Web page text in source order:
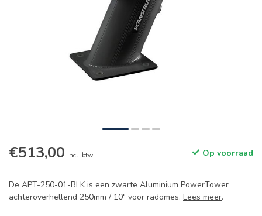
€513,00 Incl. btw Op voorraad
De APT-250-01-BLK is een zwarte Aluminium PowerTower
achteroverhellend 250mm / 10" voor radomes. Lees meer.